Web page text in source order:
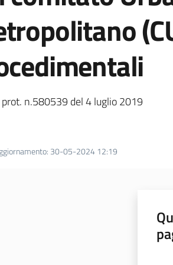
n.580539 del 4 luglio 2019
: 30-05-2024 12:19